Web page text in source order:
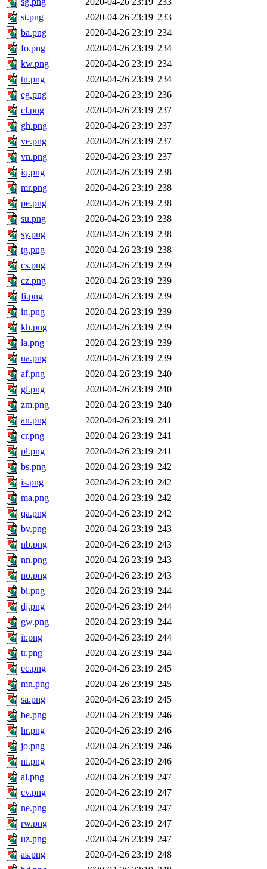
st.png
2020-04-26 23:19 233
ba.png
2020-04-26 23:19 234
fo.png
2020-04-26 23:19 234
kw.png
2020-04-26 23:19 234
tn.png
2020-04-26 23:19 234
eg.png
2020-04-26 23:19 236
cl.png
2020-04-26 23:19 237
gh.png
2020-04-26 23:19 237
ve.png
2020-04-26 23:19 237
vn.png
2020-04-26 23:19 237
iq.png
2020-04-26 23:19 238
mr.png
2020-04-26 23:19 238
pe.png
2020-04-26 23:19 238
su.png
2020-04-26 23:19 238
sy.png
2020-04-26 23:19 238
tg.png
2020-04-26 23:19 238
cs.png
2020-04-26 23:19 239
cz.png
2020-04-26 23:19 239
fi.png
2020-04-26 23:19 239
in.png
2020-04-26 23:19 239
kh.png
2020-04-26 23:19 239
la.png
2020-04-26 23:19 239
ua.png
2020-04-26 23:19 239
af.png
2020-04-26 23:19 240
gl.png
2020-04-26 23:19 240
zm.png
2020-04-26 23:19 240
an.png
2020-04-26 23:19 241
cr.png
2020-04-26 23:19 241
pl.png
2020-04-26 23:19 241
bs.png
2020-04-26 23:19 242
is.png
2020-04-26 23:19 242
ma.png
2020-04-26 23:19 242
qa.png
2020-04-26 23:19 242
bv.png
2020-04-26 23:19 243
nb.png
2020-04-26 23:19 243
nn.png
2020-04-26 23:19 243
no.png
2020-04-26 23:19 243
bi.png
2020-04-26 23:19 244
dj.png
2020-04-26 23:19 244
gw.png
2020-04-26 23:19 244
ir.png
2020-04-26 23:19 244
tr.png
2020-04-26 23:19 244
ec.png
2020-04-26 23:19 245
mn.png
2020-04-26 23:19 245
sa.png
2020-04-26 23:19 245
be.png
2020-04-26 23:19 246
hr.png
2020-04-26 23:19 246
jo.png
2020-04-26 23:19 246
ni.png
2020-04-26 23:19 246
al.png
2020-04-26 23:19 247
cv.png
2020-04-26 23:19 247
ne.png
2020-04-26 23:19 247
rw.png
2020-04-26 23:19 247
uz.png
2020-04-26 23:19 247
as.png
2020-04-26 23:19 248